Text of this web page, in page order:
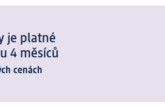
je platné
4 měsíců
cenách